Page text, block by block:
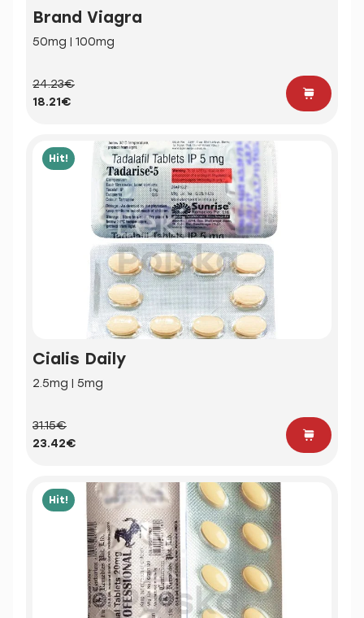
Brand Viagra
50mg | 100mg
24.23€
18.21€
Hit!
Cialis Daily
2.5mg | 5mg
31.15€
23.42€
Hit!